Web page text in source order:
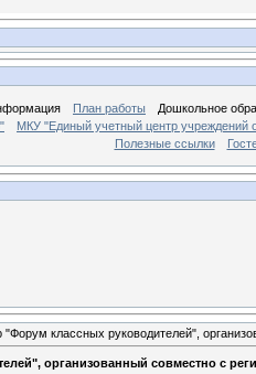
План работы
Дошкольное
МКУ "Единый учетный центр учреждений
Полезные ссылки
классных руководителей",
организованный совместно с